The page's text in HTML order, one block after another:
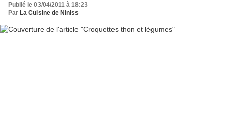
Publié le 03/04/2011 à 18:23
Par La Cuisine de Niniss